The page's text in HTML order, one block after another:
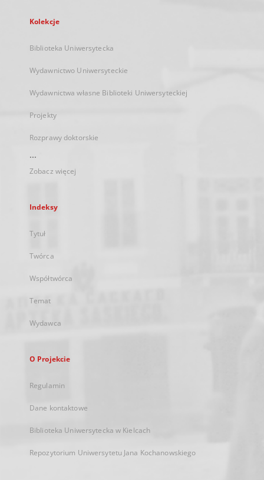
Kolekcje
Biblioteka Uniwersytecka
Wydawnictwo Uniwersyteckie
Wydawnictwa własne Biblioteki Uniwersyteckiej
Projekty
Rozprawy doktorskie
...
Zobacz więcej
Indeksy
Tytuł
Twórca
Współtwórca
Temat
Wydawca
O Projekcie
Regulamin
Dane kontaktowe
Biblioteka Uniwersytecka w Kielcach
Repozytorium Uniwersytetu Jana Kochanowskiego